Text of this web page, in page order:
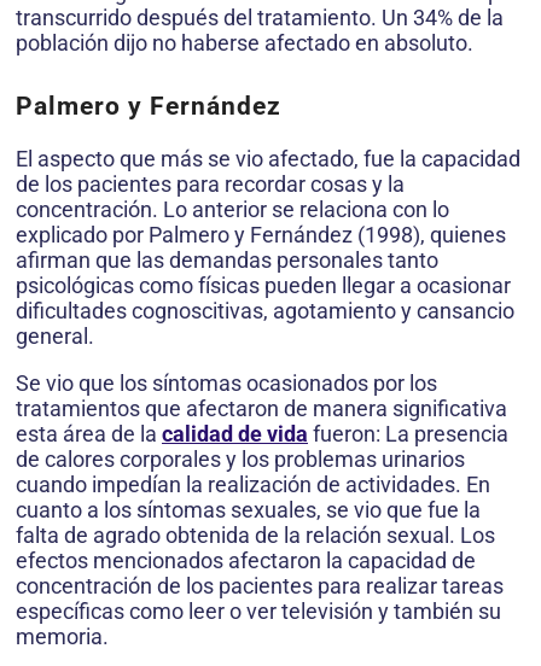
transcurrido después del tratamiento. Un 34% de la
población dijo no haberse afectado en absoluto.
Palmero y Fernández
El aspecto que más se vio afectado, fue la capacidad
de los pacientes para recordar cosas y la
concentración. Lo anterior se relaciona con lo
explicado por Palmero y Fernández (1998), quienes
afirman que las demandas personales tanto
psicológicas como físicas pueden llegar a ocasionar
dificultades cognoscitivas, agota­miento y cansancio
general.
Se vio que los síntomas ocasionados por los
tratamientos que afectaron de manera significativa
esta área de la calidad de vida fueron: La presencia
de calores corporales y los problemas urinarios
cuando impedían la realización de actividades. En
cuanto a los síntomas sexuales, se vio que fue la
falta de agrado obtenida de la relación sexual. Los
efectos mencionados afectaron la capacidad de
concentración de los pacientes para reali­zar tareas
específicas como leer o ver televi­sión y también su
memoria.